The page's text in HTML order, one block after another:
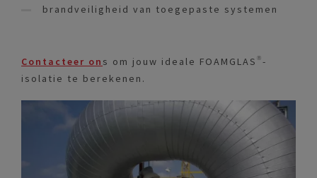
brandveiligheid van toegepaste systemen
Contacteer on s om jouw ideale FOAMGLAS®-
isolatie te berekenen.